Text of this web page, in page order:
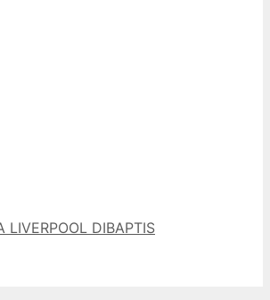
LIVERPOOL DIBAPTIS